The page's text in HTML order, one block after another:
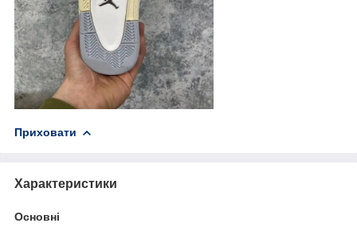
Приховати
Характеристики
Основні